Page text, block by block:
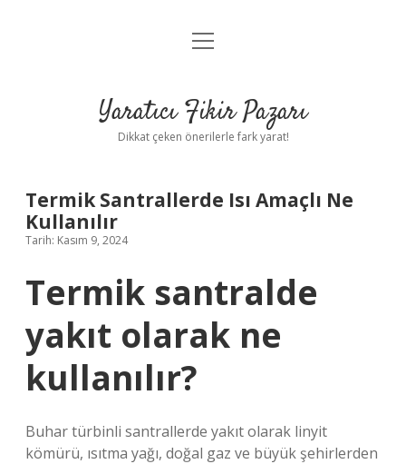
Anasayfa
Yasal Uyarı
menüyü
Yaratıcı Fikir Pazarı
Dikkat çeken önerilerle fark yarat!
Termik Santrallerde Isı Amaçlı Ne
Kullanılır
Tarih: Kasım 9, 2024
Termik santralde
yakıt olarak ne
kullanılır?
Buhar türbinli santrallerde yakıt olarak linyit
kömürü, ısıtma yağı, doğal gaz ve büyük şehirlerden